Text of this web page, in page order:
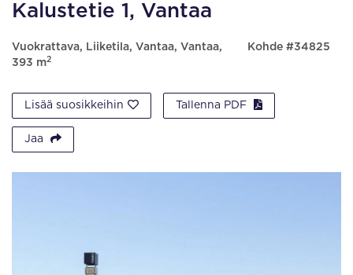
Kalustetie 1, Vantaa
Vuokrattava, Liiketila, Vantaa, Vantaa,
393 m2
Kohde #34825
Lisää suosikkeihin Tallenna PDF
Jaa